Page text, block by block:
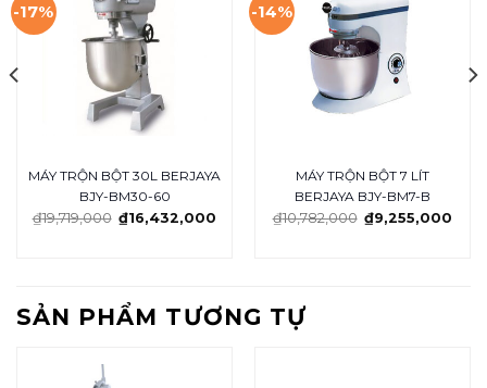
-17%
MÁY TRỘN BỘT 30L BERJAYA
BJY-BM30-60
₫19,719,000 ₫16,432,000
-14%
MÁY TRỘN BỘT 7 LÍT
BERJAYA BJY-BM7-B
₫10,782,000 ₫9,255,000
SẢN PHẨM TƯƠNG TỰ